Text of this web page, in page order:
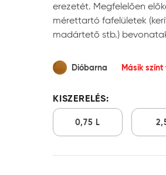
erezetét. Megfelelően
mérettartó fafelületek
madártető stb.)
Dióbarna Másik
KISZERELÉS:
0,75 L